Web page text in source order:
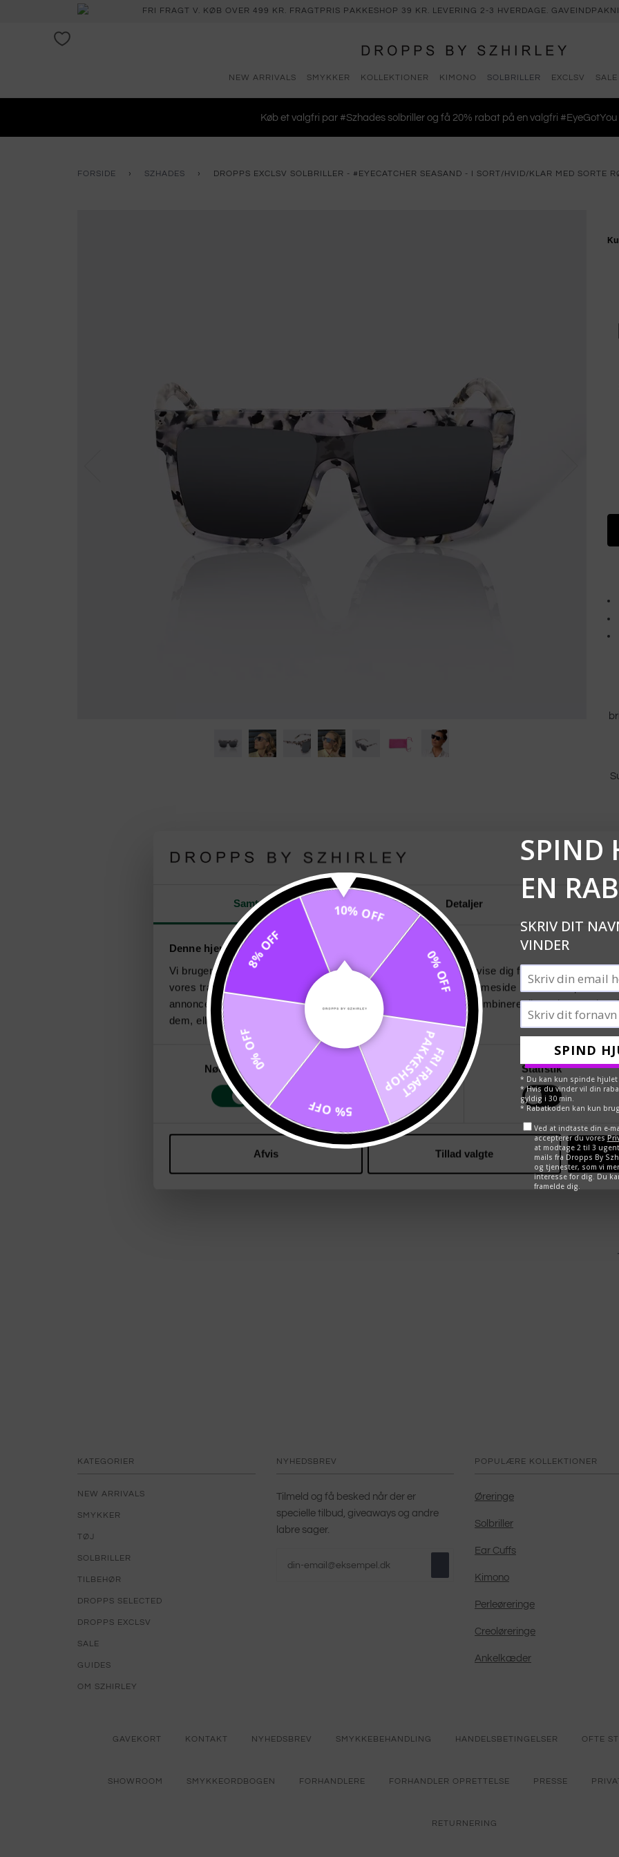
Samtykke Detaljer
Denne hjemmeside bruger cookies
Vi bruger cookies til at tilpasse vores indhold og annoncer, til at vise dig funktioner til sociale
vores trafik. Vi deler også oplysninger om din brug af vores hjemmeside med vores partnere
annonceringspartnere og analysepartnere. Vores partnere kan kombinere disse data med
dem, eller som de har indsamlet fra din brug af deres tjenester.
Samtykkevalg
Nødvendig
Præferencer Statistik
Afvis Tillad valgte
FRI FRAGT V. KØB OVER 499 KR. FRAGTPRIS PAKKESHOP 39 KR. LEVERING 2-3 HVERDAGE.
NEW ARRIVALS SMYKKER KOLLEKTIONER KIMONO SOLBRILLER EXCLSV SALE
Køb et valgfri par #Szhades solbriller og få 20% rabat på en valgfri
FORSIDE › SZHADES › DROPPS EXCLSV SOLBRILLER - #EYECATCHER SEASAND - I SORT/HVID/KLAR MED SORTE
KATEGORIER
NEW ARRIVALS
SMYKKER
TØJ
SOLBRILLER
TILBEHØR
DROPPS SELECTED
DROPPS EXCLSV
SALE
GUIDES
OM SZHIRLEY
NYHEDSBREV
Tilmeld og få besked når der er
specielle tilbud, giveaways og andre
labre sager.
POPULÆRE KOLLEKTIONER
Øreringe
Solbriller
Ear Cuffs
Kimono
Perleøreringe
Creoløreringe
Ankelkæder
GAVEKORT KONTAKT NYHEDSBREV SMYKKEBEHANDLING HANDELSBETINGELSER OFTE
SHOWROOM SMYKKEORDBOGEN FORHANDLERE FORHANDLER OPRETTELSE PRESSE
RETURNERING
10% OFF
0% OFF
FRI FRAGT
PAKKESHOP
5% OFF
0% OFF
8% OFF
SPIND
EN
SKRIV DIT
VINDER
SPIND
* Du kan kun spinde hjulet
* Hvis du vinder vil din
gyldig i 30 min.
* Rabatkoden kan kun
Ved at indtaste din e-
accepterer du vores
at modtage 2 til 3
mails fra Dropps By
og tjenester, som vi
interesse for dig. Du
framelde dig.